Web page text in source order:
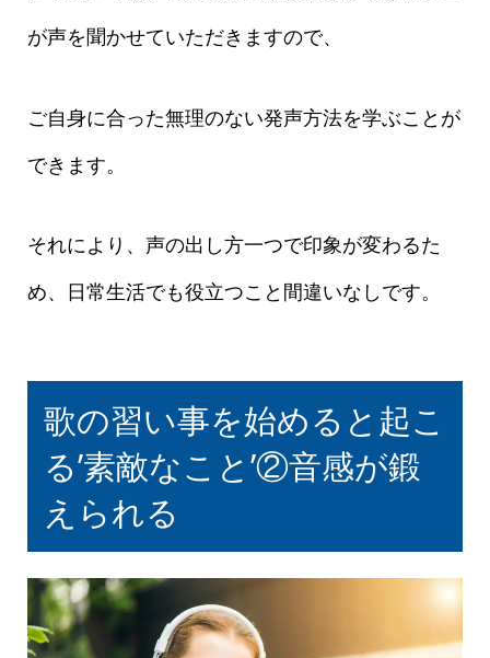
が声を聞かせていただきますので、
ご自身に合った無理のない発声方法を学ぶことが
できます。
それにより、声の出し方一つで印象が変わるた
め、日常生活でも役立つこと間違いなしです。
歌の習い事を始めると起こ
る’素敵なこと’②音感が鍛
えられる